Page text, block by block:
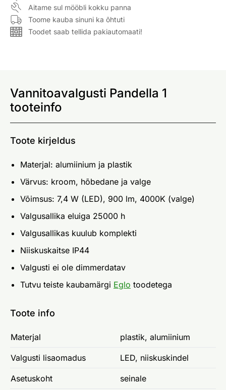
Aitame sul mööbli kokku panna
Toome kauba sinuni ka õhtuti
Toodet saab tellida pakiautomaati!
Vannitoavalgusti Pandella 1
tooteinfo
Toote kirjeldus
Materjal: alumiinium ja plastik
Värvus: kroom, hõbedane ja valge
Võimsus: 7,4 W (LED), 900 lm, 4000K (valge)
Valgusallika eluiga 25000 h
Valgusallikas kuulub komplekti
Niiskuskaitse IP44
Valgusti ei ole dimmerdatav
Tutvu teiste kaubamärgi Eglo toodetega
Toote info
Materjal plastik, alumiinium
Valgusti lisaomadus LED, niiskuskindel
Asetuskoht seinale